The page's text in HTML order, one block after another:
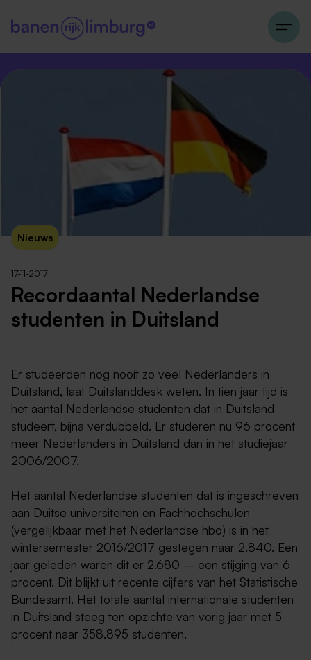
Nieuws
17-11-2017
Recordaantal Nederlandse
studenten in Duitsland
Er studeerden nog nooit zo veel Nederlanders in
Duitsland, laat Duitslanddesk weten. In tien jaar tijd is
het aantal Nederlandse studenten dat in Duitsland
studeert, bijna verdubbeld. Er studeren nu 96 procent
meer Nederlanders in Duitsland dan in het studiejaar
2006/2007.
Het aantal Nederlandse studenten dat is ingeschreven
aan Duitse universiteiten en Fachhochschulen
(vergelijkbaar met het Nederlandse hbo) is in het
wintersemester 2016/2017 gestegen naar 2.840. Een
jaar geleden waren dit er 2.680 – een stijging van 6
procent. Dit blijkt uit recente cijfers van het Statistische
Bundesamt. Het totale aantal internationale studenten
in Duitsland steeg ten opzichte van vorig jaar met 5
procent naar 358.895 studenten.